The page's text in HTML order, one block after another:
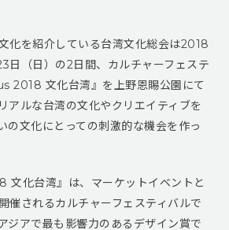
化を紹介している台湾文化総会は2018
日（日）の2日間、カルチャーフェステ
2018 文化台湾』を上野恩賜公園にて
アルな台湾の文化やクリエイティブを
の文化にとっての刺激的な機会を作っ
文化台湾』は、マーケットイベントと
催されるカルチャーフェスティバルで
ジアで最も影響力のあるデザイン賞で